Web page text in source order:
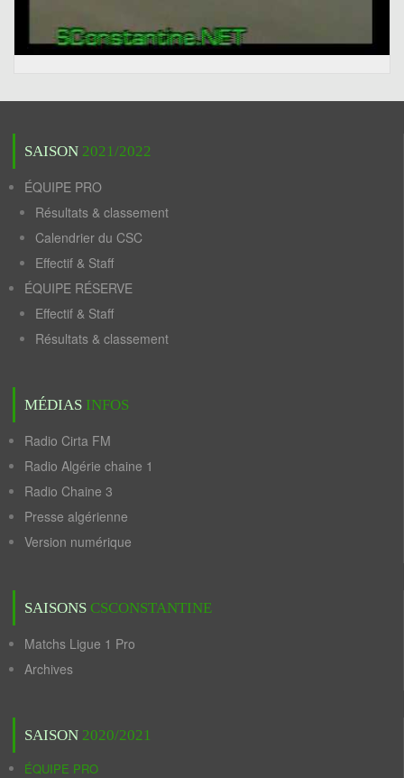
SAISON 2021/2022
ÉQUIPE PRO
Résultats & classement
Calendrier du CSC
Effectif & Staff
ÉQUIPE RÉSERVE
Effectif & Staff
Résultats & classement
MÉDIAS INFOS
Radio Cirta FM
Radio Algérie chaine 1
Radio Chaine 3
Presse algérienne
Version numérique
SAISONS CSCONSTANTINE
Matchs Ligue 1 Pro
Archives
SAISON 2020/2021
ÉQUIPE PRO